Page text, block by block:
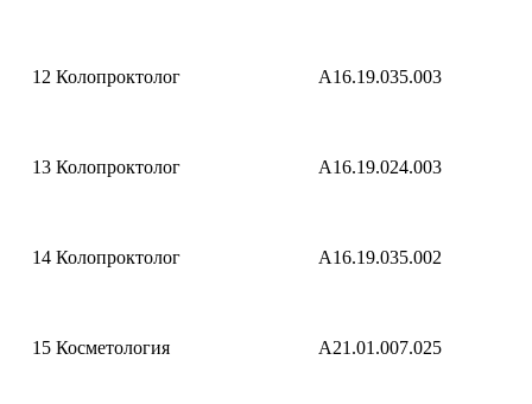
12 Колопроктолог A16.19.035.003
13 Колопроктолог A16.19.024.003
14 Колопроктолог A16.19.035.002
15 Косметология А21.01.007.025